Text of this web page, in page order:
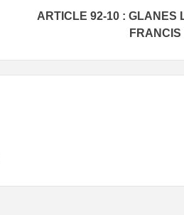
ARTICLE 92-10 : GLANES